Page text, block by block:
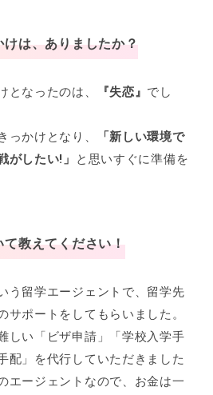
は、ありましたか？
となったのは、 『失恋』 でし
っかけとなり、
「新しい環境で
がしたい!」
と思いすぐに準備を
教えてください！
う留学エージェントで、留学先
サポートをしてもらいました。
しい「ビザ申請」「学校入学手
配」を代行していただきました
エージェントなので、お金は一